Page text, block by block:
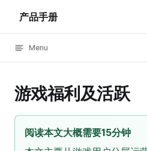
Skip to content
产品手册
Menu
游戏福利及活跃
阅读本文大概需要15分钟